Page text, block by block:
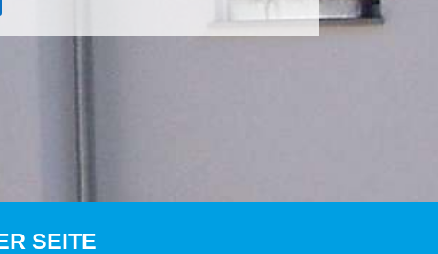
SEITE